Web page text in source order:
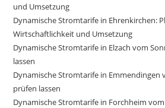
und Umsetzung
Dynamische Stromtarife in Ehrenkirchen:
Wirtschaftlichkeit und Umsetzung
Dynamische Stromtarife in Elzach vom
lassen
Dynamische Stromtarife in Emmendingen
prüfen lassen
Dynamische Stromtarife in Forchheim